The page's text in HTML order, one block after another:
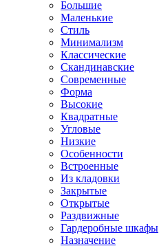
Большие
Маленькие
Стиль
Минимализм
Классические
Скандинавские
Современные
Форма
Высокие
Квадратные
Угловые
Низкие
Особенности
Встроенные
Из кладовки
Закрытые
Открытые
Раздвижные
Гардеробные шкафы
Назначение